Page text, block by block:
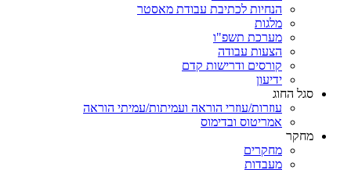
הנחיות לכתיבת עבודת מאסטר
מלגות
מערכת תשפ"ו
הצעות עבודה
קורסים ודרישות קדם
ידיעון
סגל החוג
עוזרות/עוזרי הוראה ועמיתות/עמיתי הוראה
אמריטוס ובדימוס
מחקר
מחקרים
מעבדות